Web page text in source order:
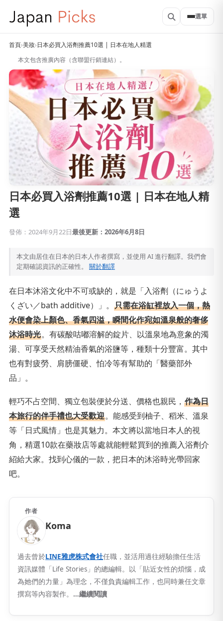
選單
首頁›美妝›日本必買入浴劑推薦10選 | 日本在地人精選
本文包含推廣內容（含聯盟行銷連結）。
日本必買入浴劑推薦10選 | 日本在地人精
選
發佈：2024年9月22日最後更新：2026年6月8日
本文由居住在日本的日本人作者撰寫，並使用 AI 進行翻譯。我們會
定期確認資訊的正確性。 關於翻譯
在日本沐浴文化中不可或缺的，就是「入浴劑（にゅうよ
くざい／bath additive）」。 只需在浴缸裡放入一個，熱
水便會染上顏色、香氣四溢，瞬間化作宛如溫泉般的奢侈
沐浴時光。有碳酸咕嘟溶解的錠片、以溫泉地為意象的濁
湯、可享受天然精油香氣的浴鹽等，種類十分豐富。其中
也有對疲勞、肩膀僵硬、怕冷等有幫助的「醫藥部外
品」。
輕巧不占空間、獨立包裝便於分送、價格也親民， 作為日
本旅行的伴手禮也大受歡迎。能感受到柚子、稻米、溫泉
等「日式風情」也是其魅力。本文將以當地日本人的視
角，精選10款在藥妝店等處就能輕鬆買到的推薦入浴劑介
紹給大家。找到心儀的一款，把日本的沐浴時光帶回家
吧。
作者
Koma
過去曾於LINE雅虎株式會社任職，並活用過往經驗擔任生活
資訊媒體「Life Stories」的總編輯。以「貼近女性的煩惱，成
為她們的力量」為理念，不僅負責編輯工作，也同時兼任文章
撰寫等內容製作。 …繼續閱讀